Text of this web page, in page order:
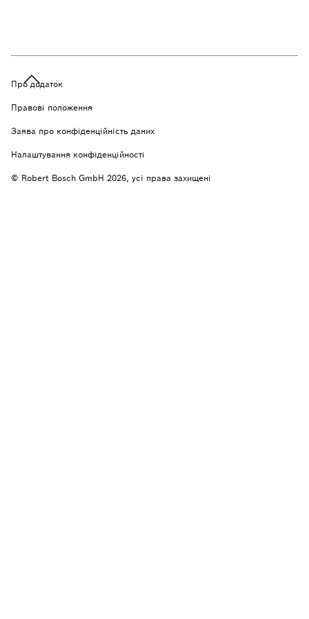
Про додаток
Правові положення
Заява про конфіденційність даних
Налаштування конфіденційності
© Robert Bosch GmbH 2026, усі права захищені